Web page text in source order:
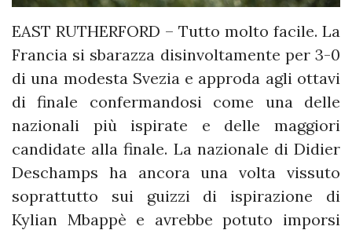
EAST RUTHERFORD – Tutto molto facile. La
Francia si sbarazza disinvoltamente per 3-0
di una modesta Svezia e approda agli ottavi
di finale confermandosi come una delle
nazionali più ispirate e delle maggiori
candidate alla finale. La nazionale di Didier
Deschamps ha ancora una volta vissuto
soprattutto sui guizzi di ispirazione di
Kylian Mbappè e avrebbe potuto imporsi